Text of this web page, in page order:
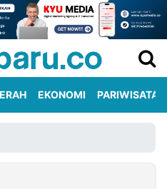
EKONOMI PARIWISATA